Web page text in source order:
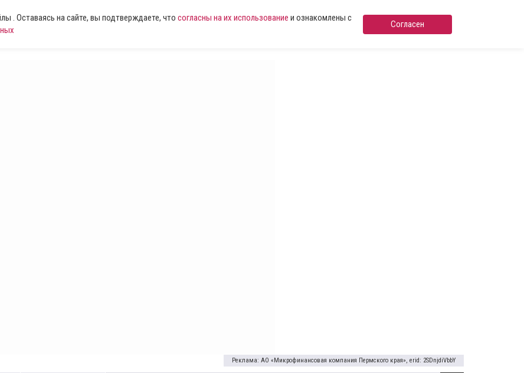
. Оставаясь на сайте, вы подтверждаете, что согласны на их использование и ознакомлены с
Согласен
Реклама: АО «Микрофинансовая компания Пермского края», erid: 2SDnjdiVbbY